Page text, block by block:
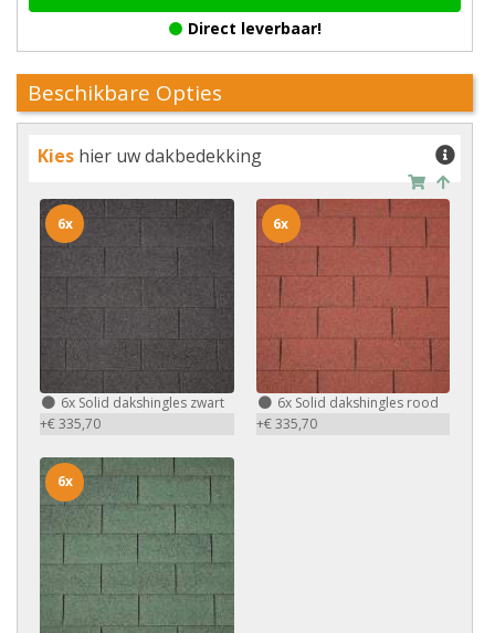
Direct leverbaar!
Beschikbare Opties
Kies hier uw dakbedekking
6x Solid dakshingles zwart
+€ 335,70
6x
6xSolid dakshingles rood
+€ 335,70
6x
6x